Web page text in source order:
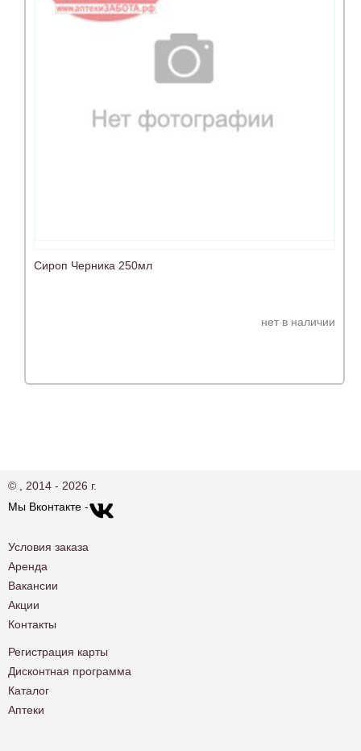
Сироп Черника 250мл
нет в наличии
© , 2014 - 2026 г.
Мы Вконтакте -
Условия заказа
Аренда
Вакансии
Акции
Контакты
Регистрация карты
Дисконтная программа
Каталог
Аптеки